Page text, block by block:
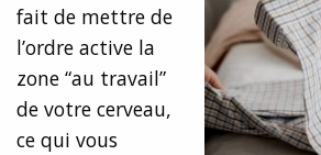
fait de mettre de
l’ordre active la
zone “au travail”
de votre cerveau,
ce qui vous